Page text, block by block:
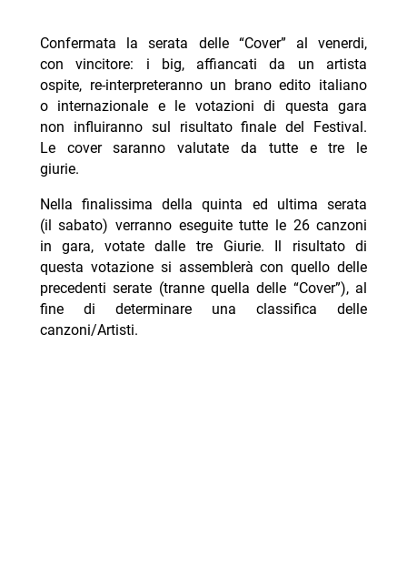
Confermata la serata delle “Cover” al venerdi,
con vincitore: i big, affiancati da un artista
ospite, re-interpreteranno un brano edito italiano
o internazionale e le votazioni di questa gara
non influiranno sul risultato finale del Festival.
Le cover saranno valutate da tutte e tre le
giurie.
Nella finalissima della quinta ed ultima serata
(il sabato) verranno eseguite tutte le 26 canzoni
in gara, votate dalle tre Giurie. Il risultato di
questa votazione si assemblerà con quello delle
precedenti serate (tranne quella delle “Cover”), al
fine di determinare una classifica delle
canzoni/Artisti.